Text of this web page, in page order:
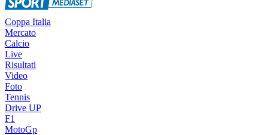
Coppa Italia
Mercato
Calcio
Live
Risultati
Video
Foto
Tennis
Drive UP
F1
MotoGp